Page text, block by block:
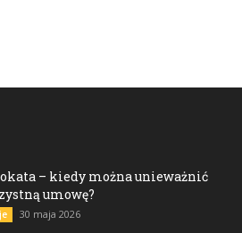
– kiedy można unieważnić
umowę?
30 maja 2026